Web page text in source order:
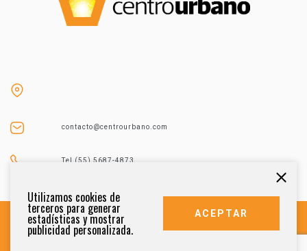
contacto@centrourbano.com
Tel (55) 5687-4873
Utilizamos cookies de
terceros para generar
estadísticas y mostrar
publicidad personalizada.
ACEPTAR